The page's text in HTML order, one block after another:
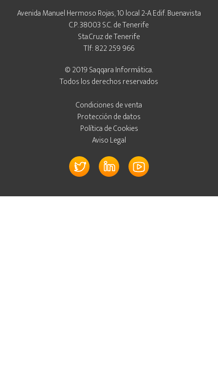
Avenida Manuel Hermoso Rojas, 10 local 2-A Edif. Buenavista
C.P. 38003 S.C. de Tenerife
Sta.Cruz de Tenerife
Tlf: 822 259 966
© 2019 Saqqara Informática.
Todos los derechos reservados
Condiciones de venta
Protección de datos
Política de Cookies
Aviso Legal